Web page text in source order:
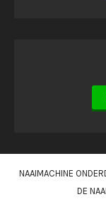
NAAIMACHINE
DE